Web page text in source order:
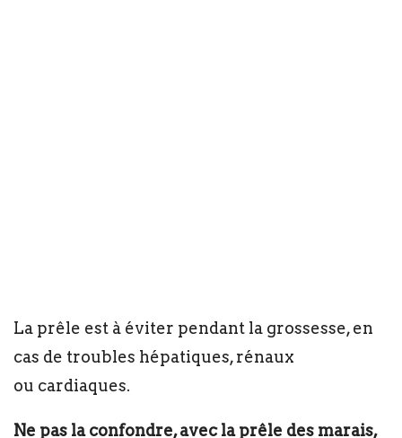
La prêle est à éviter pendant la grossesse, en
cas de troubles hépatiques, rénaux
ou cardiaques.
Ne pas la confondre, avec la prêle des marais,